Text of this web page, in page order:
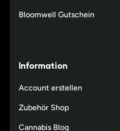
Bloomwell Gutschein
Information
Account erstellen
Zubehör Shop
Cannabis Blog